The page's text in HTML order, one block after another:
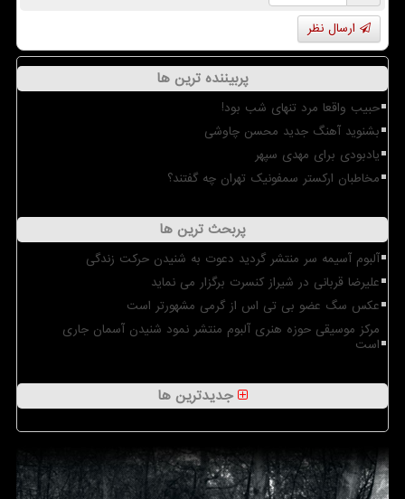
ارسال نظر
پربیننده ترین ها
حبیب واقعا مرد تنهای شب بود!
بشنوید آهنگ جدید محسن چاوشی
یادبودی برای مهدی سپهر
مخاطبان ارکستر سمفونیک تهران چه گفتند؟
پربحث ترین ها
آلبوم آسیمه سر منتشر گردید دعوت به شنیدن حرکت زندگی
علیرضا قربانی در شیراز کنسرت برگزار می نماید
عکس سگ عضو بی تی اس از گرمی مشهورتر است
مرکز موسیقی حوزه هنری آلبوم منتشر نمود شنیدن آسمان جاری
است
جدیدترین ها